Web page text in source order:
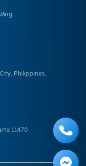
Philippines.
11470